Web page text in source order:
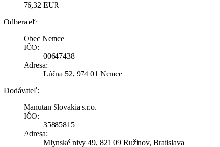
76,32 EUR
Odberateľ:
Obec Nemce
IČO:
00647438
Adresa:
Lúčna 52, 974 01 Nemce
Dodávateľ:
Manutan Slovakia s.r.o.
IČO:
35885815
Adresa:
Mlynské nivy 49, 821 09 Ružinov, Bratislava